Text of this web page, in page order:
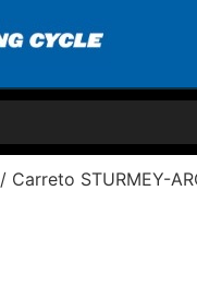
/ Carreto STURMEY-